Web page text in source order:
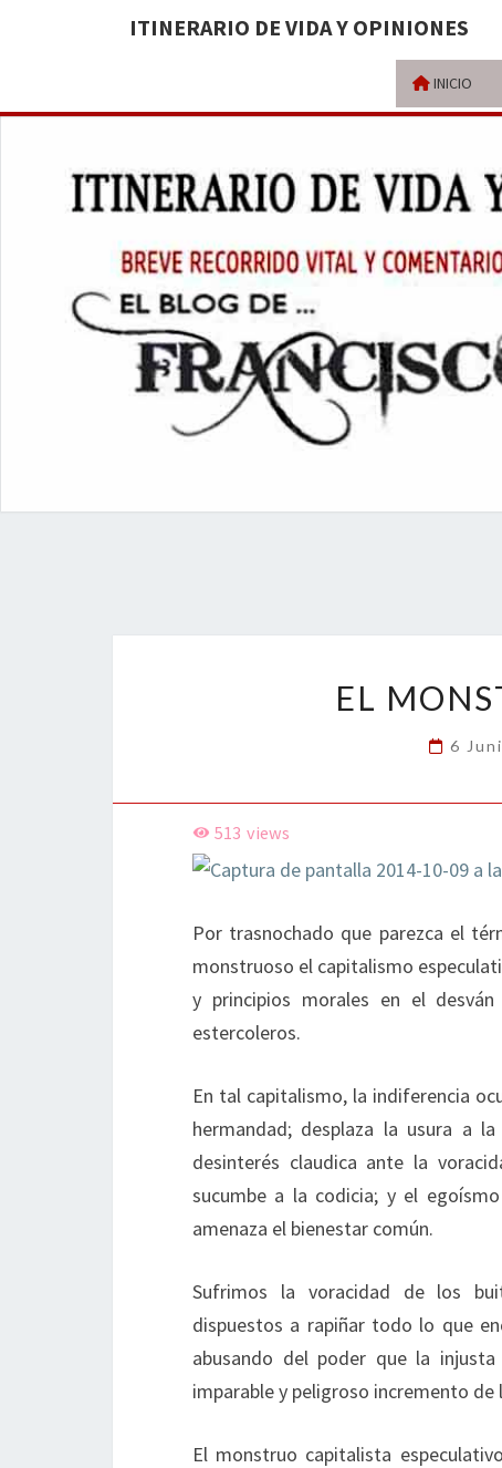
ITINERARIO DE VIDA Y OPINIONES
INICIO
EL
6
513 views
Por trasnochado que parezca el
monstruoso el capitalismo
y principios morales en el
estercoleros.
En tal capitalismo, la indiferencia
hermandad; desplaza la usura a
desinterés claudica ante la
sucumbe a la codicia; y el
amenaza el bienestar común.
Sufrimos la voracidad de los
dispuestos a rapiñar todo lo que
abusando del poder que la
imparable y peligroso incremento de
El monstruo capitalista